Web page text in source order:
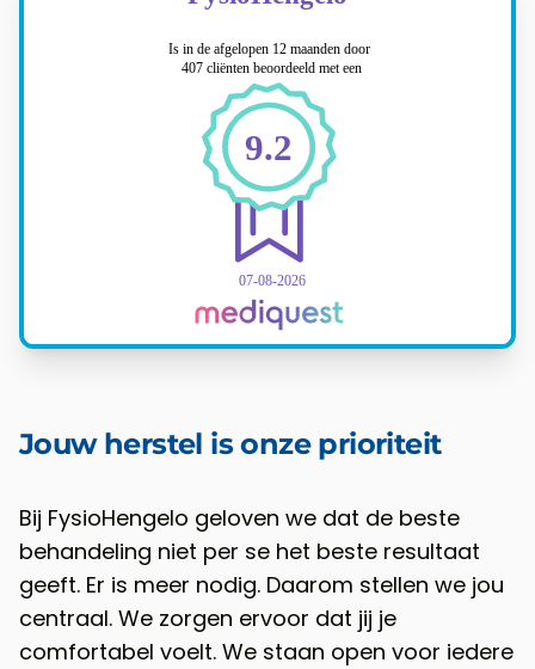
Jouw herstel is onze prioriteit
Bij FysioHengelo geloven we dat de beste
behandeling niet per se het beste resultaat
geeft. Er is meer nodig. Daarom stellen we jou
centraal. We zorgen ervoor dat jij je
comfortabel voelt. We staan open voor iedere